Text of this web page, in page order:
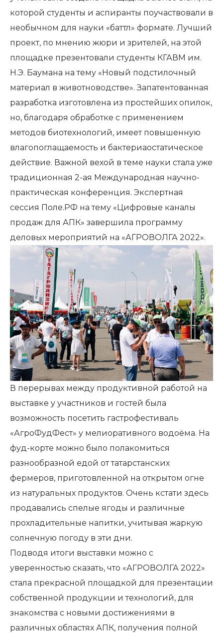
которой студенты и аспиранты поучаствовали в
необычном для науки «баттл» формате. Лучший
проект, по мнению жюри и зрителей, на этой
площадке презентовали студенты КГАВМ им.
Н.Э. Баумана на тему «Новый подстилочный
материал в животноводстве». Запатентованная
разработка изготовлена из простейших опилок,
но, благодаря обработке с применением
методов биотехнологий, имеет повышенную
влагопоглащаемость и бактериаостатическое
действие. Важной вехой в теме науки стала уже
традиционная 2-ая Международная научно-
практическая конференция. Экспертная
сессия Поле.РФ на тему «Цифровые каналы
продаж для АПК» завершила программу
деловых мероприятий на «АГРОВОЛГА 2022».
В перерывах между продуктивной работой на
выставке у участников и гостей была
возможность посетить гастрофестиваль
«АгроФудФест» у мелиоративного водоёма. На
фуд-корте можно было полакомиться
разнообразной едой от татарстанских
фермеров, приготовленной на открытом огне
из натуральных продуктов. Очень кстати здесь
продавались спелые ягоды и различные
прохладительные напитки, учитывая жаркую
солнечную погоду в эти дни.
Подводя итоги выставки можно с
уверенностью сказать, что «АГРОВОЛГА 2022»
стала прекрасной площадкой для презентации
собственной продукции и технологий, для
знакомства с новыми достижениями в
различных областях АПК, получения полной